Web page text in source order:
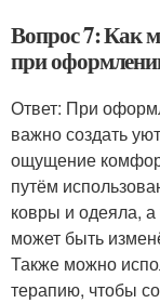
Вопрос 7: Как
при
Ответ: При
важно создать
ощущение
путём
ковры и одеяла,
может быть
Также можно
терапию, чтобы